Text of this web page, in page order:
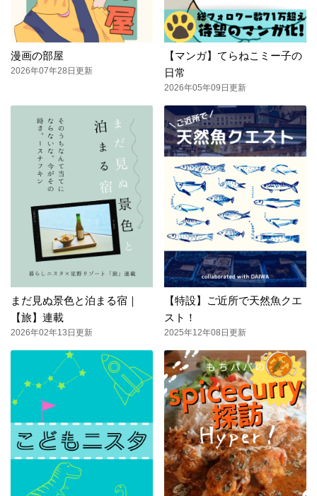
漫画の部屋
2026年07年28日更新
【マンガ】てらねこミー子の
日常
2026年05年09日更新
まだ見ぬ景色と泊まる宿｜
【旅】連載
2026年02年13日更新
【特設】ご近所で天然魚クエ
スト！
2025年12年08日更新